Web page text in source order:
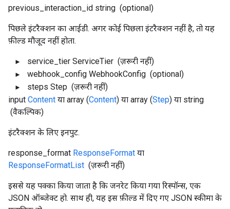
previous_interaction_id string (optional)
पिछले इंटरैक्शन का आईडी. अगर कोई पिछला इंटरैक्शन नहीं है, तो यह
फ़ील्ड मौजूद नहीं होता.
service_tier ServiceTier (ज़रूरी नहीं)
webhook_config WebhookConfig (optional)
steps Step (ज़रूरी नहीं)
input Content या array (Content) या array (Step) या string
(वैकल्पिक)
इंटरैक्शन के लिए इनपुट.
response_format ResponseFormat या
ResponseFormatList (ज़रूरी नहीं)
इससे यह पक्का किया जाता है कि जनरेट किया गया रिस्पॉन्स, एक
JSON ऑब्जेक्ट हो. साथ ही, यह इस फ़ील्ड में दिए गए JSON स्कीमा के